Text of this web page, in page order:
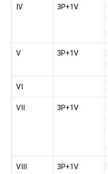
IV 3P+1V
V 3P+1V
VI
VII 3P+1V
VIII 3P+1V